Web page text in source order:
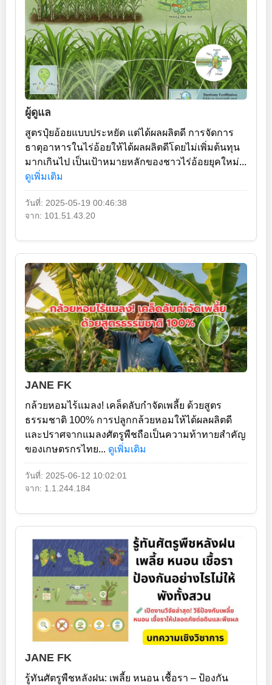
ผู้ดูแล
สูตรปุ๋ยอ้อยแบบประหยัด แต่ได้ผลผลิตดี การจัดการ
ธาตุอาหารในไร่อ้อยให้ได้ผลผลิตดีโดยไม่เพิ่มต้นทุน
มากเกินไป เป็นเป้าหมายหลักของชาวไร่อ้อยยุคใหม่...
ดูเพิ่มเติม
วันที่: 2025-05-19 00:46:38
จาก: 101.51.43.20
JANE FK
กล้วยหอมไร้แมลง! เคล็ดลับกำจัดเพลี้ย ด้วยสูตร
ธรรมชาติ 100% การปลูกกล้วยหอมให้ได้ผลผลิตดี
และปราศจากแมลงศัตรูพืชถือเป็นความท้าทายสำคัญ
ของเกษตรกรไทย... ดูเพิ่มเติม
วันที่: 2025-06-12 10:02:01
จาก: 1.1.244.184
JANE FK
รู้ทันศัตรูพืชหลังฝน: เพลี้ย หนอน เชื้อรา – ป้องกัน